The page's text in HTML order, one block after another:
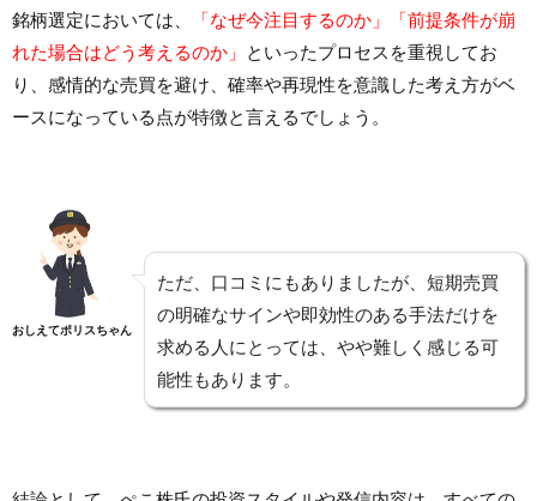
銘柄選定においては、
「なぜ今注目するのか」「前提条件が崩
れた場合はどう考えるのか」 といったプロセスを重視してお
り、感情的な売買を避け、確率や再現性を意識した考え方がベ
ースになっている点が特徴と言えるでしょう。
おしえてポリスちゃん
ただ、口コミにもありましたが、短期売買
の明確なサインや即効性のある手法だけを
求める人にとっては、やや難しく感じる可
能性もあります。